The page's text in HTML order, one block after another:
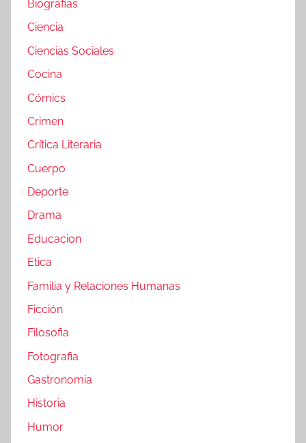
Biografias
Ciencia
Ciencias Sociales
Cocina
Cómics
Crimen
Crítica Literaria
Cuerpo
Deporte
Drama
Educacion
Etica
Familia y Relaciones Humanas
Ficción
Filosofia
Fotografia
Gastronomia
Historia
Humor